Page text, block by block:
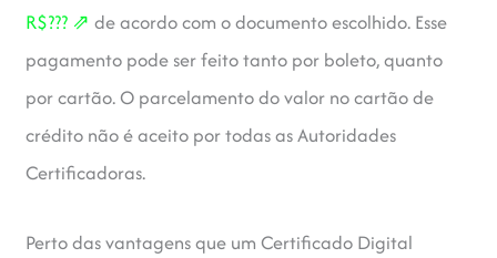
R$??? ⇗ de acordo com o documento escolhido. Esse
pagamento pode ser feito tanto por boleto, quanto
por cartão. O parcelamento do valor no cartão de
crédito não é aceito por todas as Autoridades
Certificadoras.
Perto das vantagens que um Certificado Digital